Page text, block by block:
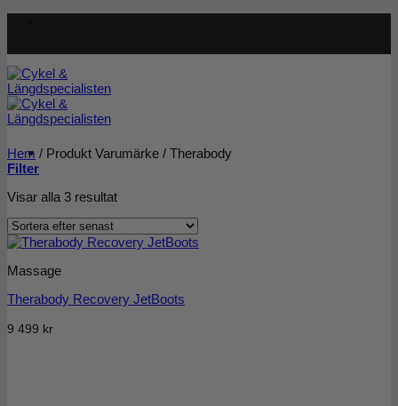
Hem / Produkt Varumärke / Therabody
Filter
Visar alla 3 resultatSortera
Massage
Therabody Recovery JetBoots
9 499 kr